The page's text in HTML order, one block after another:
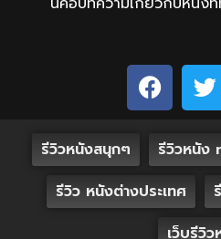
รีวิวหนังสนุกๆ รีวิวหนัง
รีวิว หนังต่างประเทศ
เว็บรีวิ